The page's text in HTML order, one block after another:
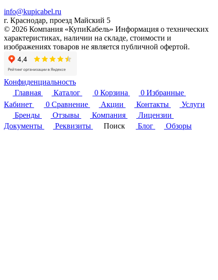
info@kupicabel.ru
г. Краснодар, проезд Майский 5
© 2026 Компания «КупиКабель» Информация о технических
характеристиках, наличии на складе, стоимости и
изображениях товаров не является публичной офертой.
Конфиденциальность
Главная
Каталог 0 Корзина 0 Избранные
Кабинет
0 Сравнение Акции Контакты
Услуги
Бренды
Отзывы Компания
Лицензии
Документы
Реквизиты Поиск Блог Обзоры